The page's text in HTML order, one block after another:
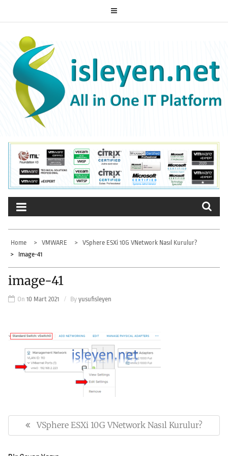
to
ISLEYEN.NET
All-in-One IT Platform
Home VMWARE
VSphere ESXi 10G VNetwork Nasıl Kurulur?
Image-41
image-41
On 10 Mart 2021 By yusufisleyen
gezinmesiPrevious
Post:
VSphere ESXi 10G VNetwork Nasıl Kurulur?